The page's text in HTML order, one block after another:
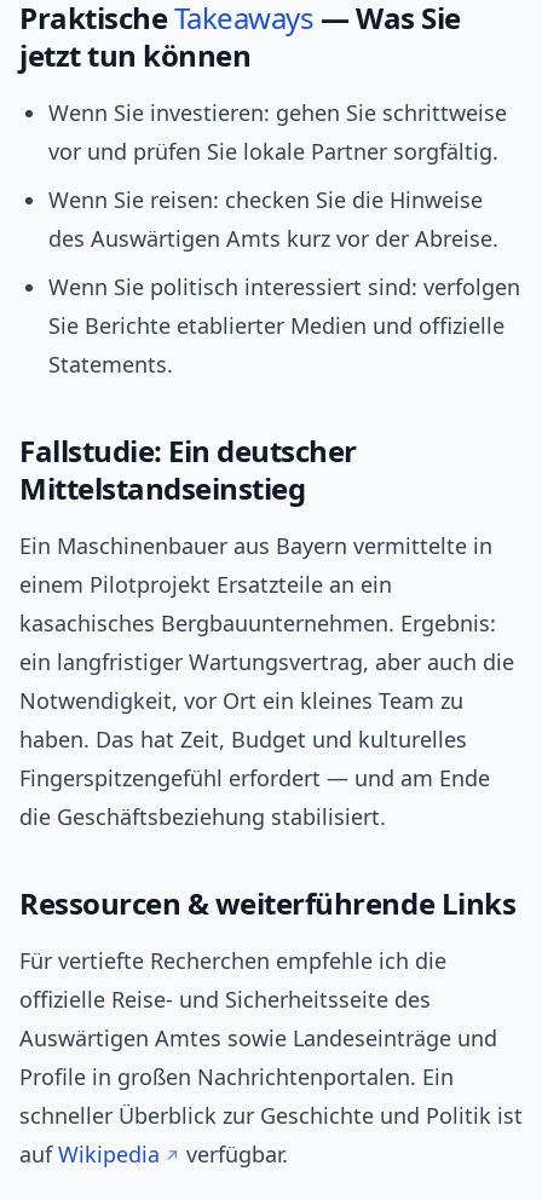
PraktischeTakeaways — Was Sie
jetzt tun können
Wenn Sie investieren: gehen Sie schrittweise
vor und prüfen Sie lokale Partner sorgfältig.
Wenn Sie reisen: checken Sie die Hinweise
des Auswärtigen Amts kurz vor der Abreise.
Wenn Sie politisch interessiert sind: verfolgen
Sie Berichte etablierter Medien und offizielle
Statements.
Fallstudie: Ein deutscher
Mittelstandseinstieg
Ein Maschinenbauer aus Bayern vermittelte in
einem Pilotprojekt Ersatzteile an ein
kasachisches Bergbauunternehmen. Ergebnis:
ein langfristiger Wartungsvertrag, aber auch die
Notwendigkeit, vor Ort ein kleines Team zu
haben. Das hat Zeit, Budget und kulturelles
Fingerspitzengefühl erfordert — und am Ende
die Geschäftsbeziehung stabilisiert.
Ressourcen & weiterführende Links
Für vertiefte Recherchen empfehle ich die
offizielle Reise- und Sicherheitsseite des
Auswärtigen Amtes sowie Landeseinträge und
Profile in großen Nachrichtenportalen. Ein
schneller Überblick zur Geschichte und Politik ist
aufWikipedia verfügbar.